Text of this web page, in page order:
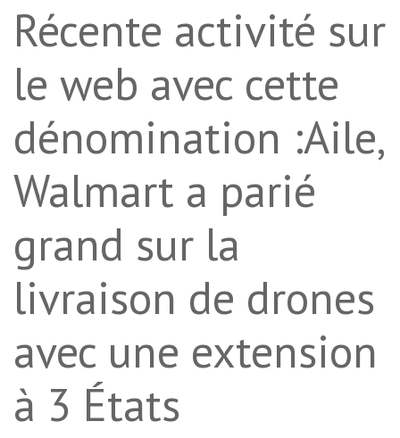
Récente activité sur
le web avec cette
dénomination :Aile,
Walmart a parié
grand sur la
livraison de drones
avec une extension
à 3 États